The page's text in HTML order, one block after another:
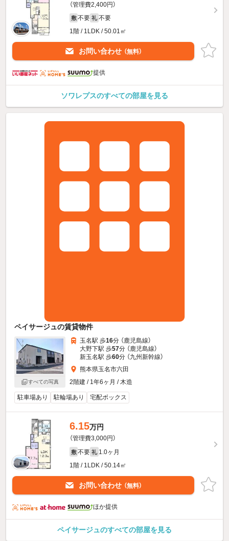
（管理費2,400円）
敷 不要 礼 不要
1階 / 1LDK / 50.01㎡
お問い合わせ （無料）
提供
ソワレプスのすべての部屋を見る
ペイサージュの賃貸物件
すべての写真
玉名駅 歩16分 （鹿児島線）
大野下駅 歩57分 （鹿児島線）
新玉名駅 歩60分 （九州新幹線）
熊本県玉名市六田
2階建 / 1年6ヶ月 / 木造
駐車場あり 駐輪場あり 宅配ボックス
6.15万円
（管理費3,000円）
敷 不要 礼 1.0ヶ月
1階 / 1LDK / 50.14㎡
お問い合わせ （無料）
ほか提供
ペイサージュのすべての部屋を見る